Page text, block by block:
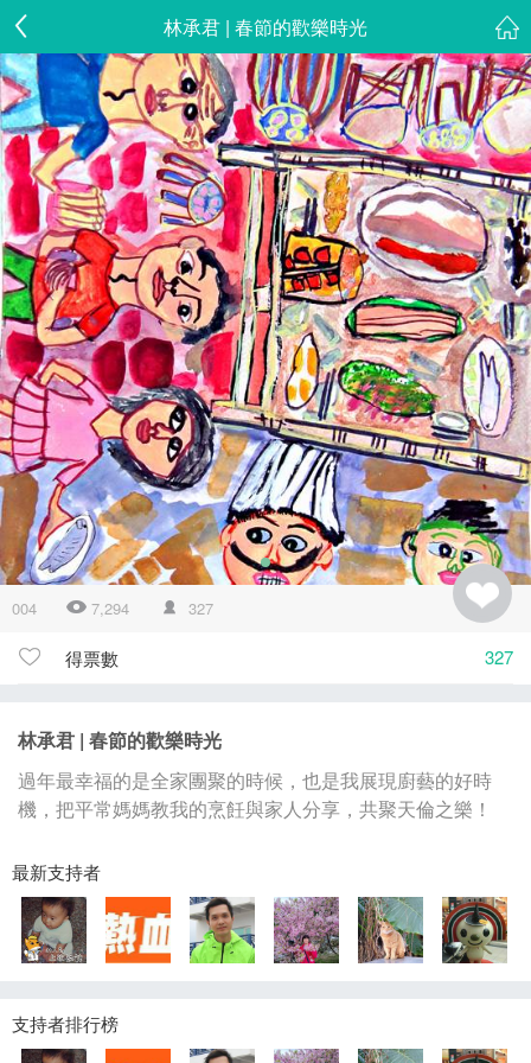
林承君 | 春節的歡樂時光
004 7,294 327
得票數 327
林承君 | 春節的歡樂時光
過年最幸福的是全家團聚的時候，也是我展現廚藝的好時
機，把平常媽媽教我的烹飪與家人分享，共聚天倫之樂！
最新支持者
支持者排行榜